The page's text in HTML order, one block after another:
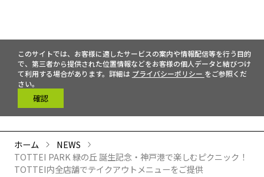
このサイトでは、お客様に適したサービスの案内や情報配信等を行う目的
で、第三者から提供された位置情報などをお客様の個人データと結びつけ
て利用する場合があります。詳細は プライバシーポリシー をご参照くだ
さい。
確認
ホーム
NEWS
TOTTEI PARK 緑の丘 誕生記念・神戸港で楽しむピクニック！
TOTTEI内全店舗でテイクアウトメニューをご提供